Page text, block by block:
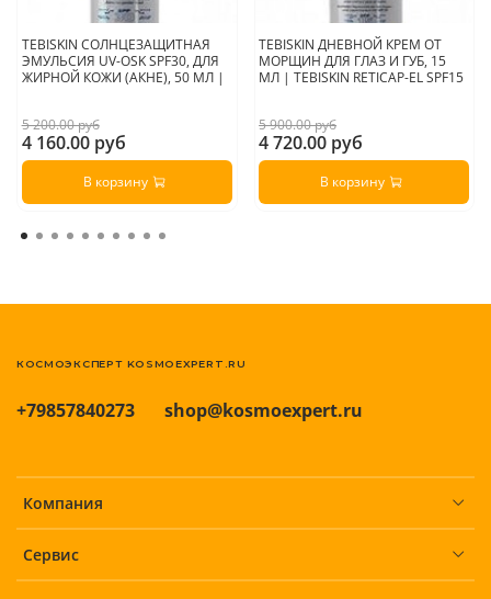
TEBISKIN СОЛНЦЕЗАЩИТНАЯ
ЭМУЛЬСИЯ UV-OSK SPF30, ДЛЯ
ЖИРНОЙ КОЖИ (АКНЕ), 50 МЛ |
5 200.00 руб
4 160.00 руб
В корзину
TEBISKIN ДНЕВНОЙ КРЕМ ОТ
МОРЩИН ДЛЯ ГЛАЗ И ГУБ, 15
МЛ | TEBISKIN RETICAP-EL SPF15
5 900.00 руб
4 720.00 руб
В корзину
Компания
Сервис
+79857840273 shop@kosmoexpert.ru
КОСМОЭКСПЕРТ KOSMOEXPERT.RU